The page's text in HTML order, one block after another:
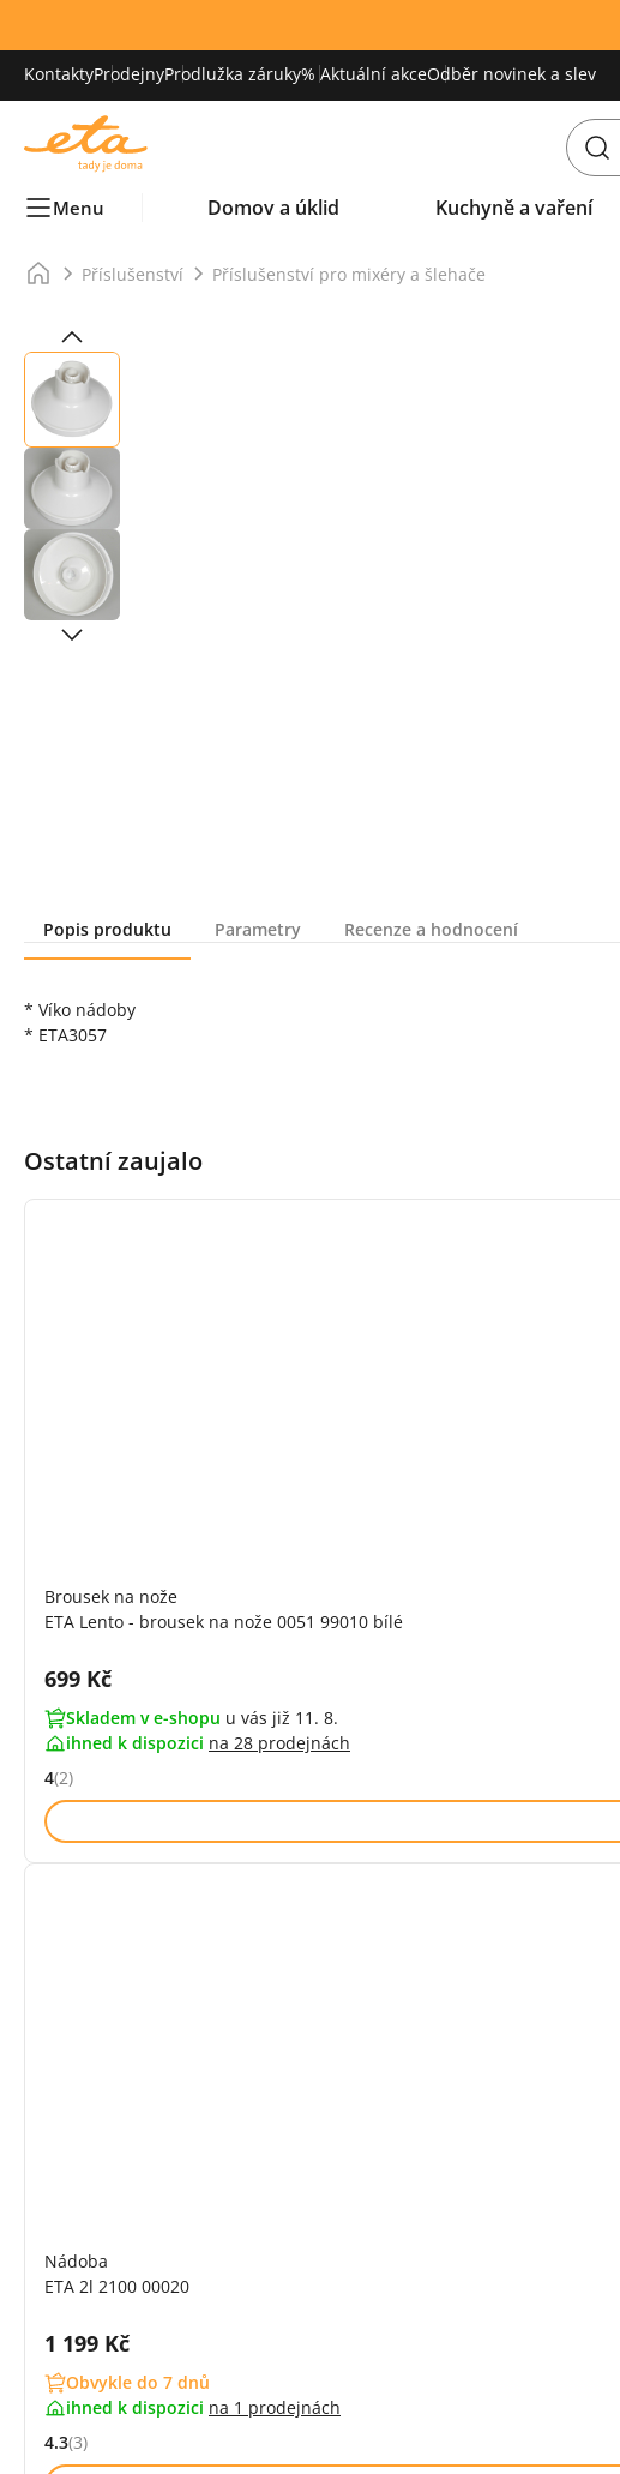
KontaktyProdejnyProdlužka záruky% Aktuální akceOdběr novinek a slev
Menu Domov a úklid Kuchyně a vaření
Příslušenství Příslušenství pro mixéry a šlehače
Popis produktu
Parametry Recenze a hodnocení
* Víko nádoby
* ETA3057
Ostatní zaujalo
Brousek na nože
ETA Lento - brousek na nože 0051 99010 bílé
Cena s DPH:
699 Kč
Skladem v e-shopu u vás již 11. 8.
ihned k dispozici na 28 prodejnách
Hodnocení: 4 z 5 (2 recenzí)
4(2)
Nádoba
ETA 2l 2100 00020
Cena s DPH:
1 199 Kč
Obvykle do 7 dnů
ihned k dispozici na 1 prodejnách
Hodnocení: 4.3 z 5 (3 recenzí)
4.3(3)